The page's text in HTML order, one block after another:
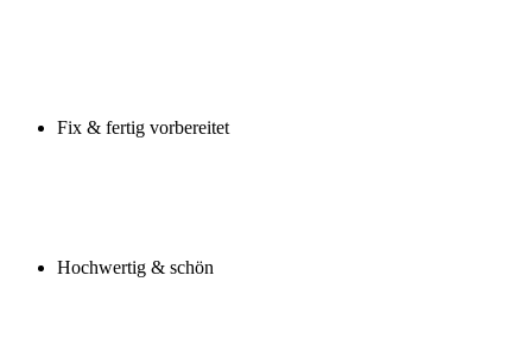
Fix & fertig vorbereitet
Hochwertig & schön